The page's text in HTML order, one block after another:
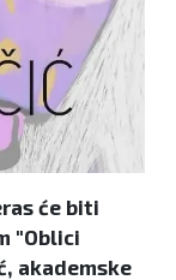
će biti
"Oblici
akademske